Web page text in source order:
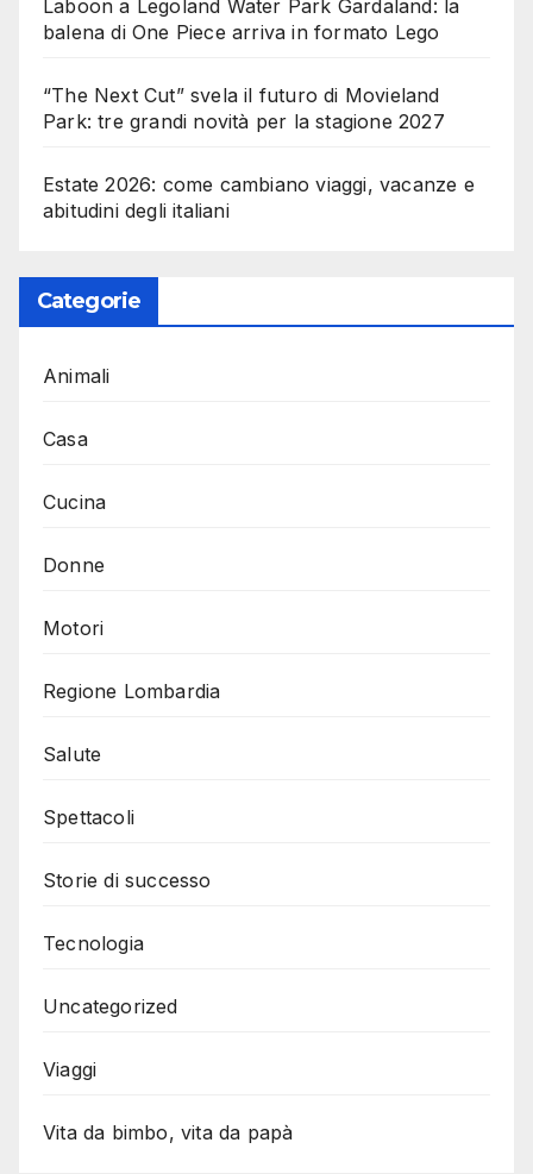
Laboon a Legoland Water Park Gardaland: la
balena di One Piece arriva in formato Lego
“The Next Cut” svela il futuro di Movieland
Park: tre grandi novità per la stagione 2027
Estate 2026: come cambiano viaggi, vacanze e
abitudini degli italiani
Categorie
Animali
Casa
Cucina
Donne
Motori
Regione Lombardia
Salute
Spettacoli
Storie di successo
Tecnologia
Uncategorized
Viaggi
Vita da bimbo, vita da papà